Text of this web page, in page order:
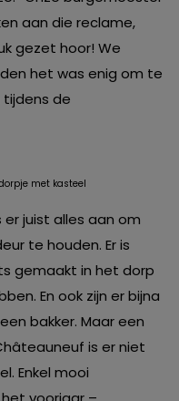
aan die reclame,
gezet hoor! We
het was enig om te
de
juist alles aan om
te houden. Er is
gemaakt in het dorp
En ook zijn er bijna
bakker. Maar een
is er niet
Enkel mooi